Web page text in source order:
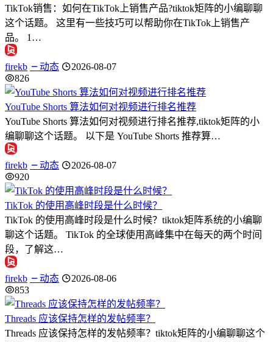
TikTok销售：如何在TikTok上销售产品?tiktok矩阵的小编聊聊
这个话题。 这里有一些技巧可以帮助你在TikTok上销售产
品。 1…
firekb 动态
2026-08-07
826
YouTube Shorts 算法如何对视频进行排名推荐
YouTube Shorts 算法如何对视频进行排名推荐,tiktok矩阵的小
编聊聊这个话题。 以下是 YouTube Shorts 推荐算…
firekb 动态
2026-08-07
920
TikTok 的使用高峰时段是什么时候？
TikTok 的使用高峰时段是什么时候？tiktok矩阵系统的小编聊
聊这个话题。 TikTok 的全球使用高峰集中在每天的两个时间
段，了解这…
firekb 动态
2026-08-06
853
Threads 应该保持怎样的发帖频率？
Threads 应该保持怎样的发帖频率？tiktok矩阵的小编聊聊这个